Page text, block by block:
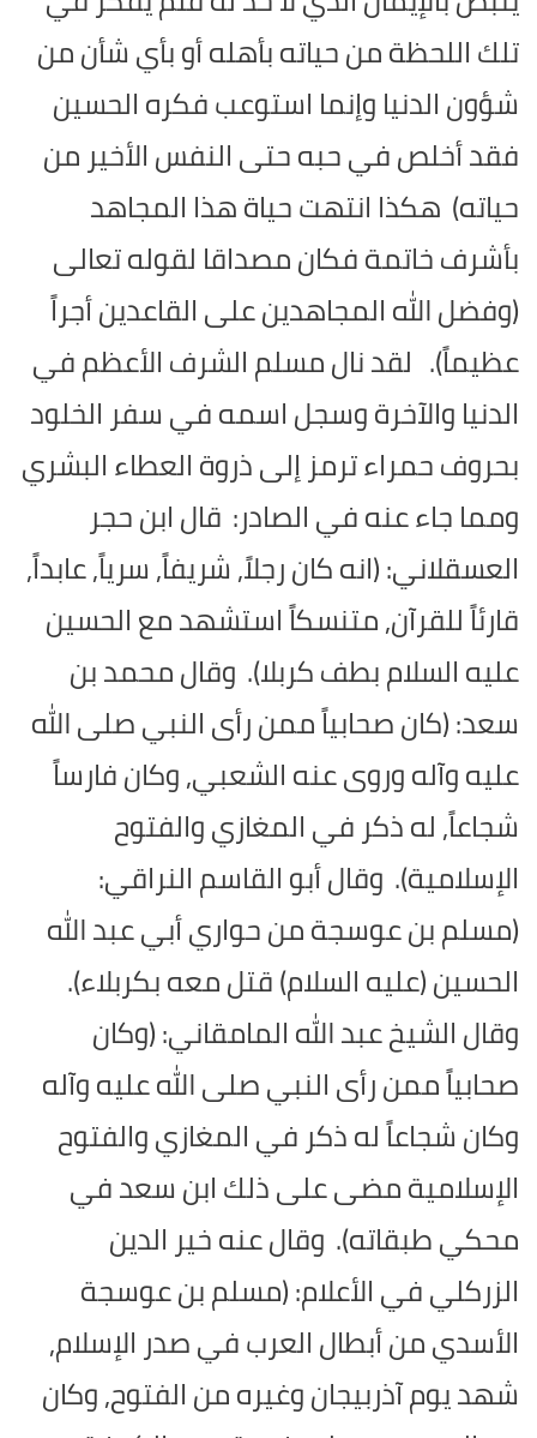
تلك اللحظة من حياته بأهله أو بأي شأن من
شؤون الدنيا وإنما استوعب فكره الحسين
فقد أخلص في حبه حتى النفس الأخير من
حياته) هكذا انتهت حياة هذا المجاهد
بأشرف خاتمة فكان مصداقا لقوله تعالى
(وفضل الله المجاهدين على القاعدين أجراً
عظيماً). لقد نال مسلم الشرف الأعظم في
الدنيا والآخرة وسجل اسمه في سفر الخلود
بحروف حمراء ترمز إلى ذروة العطاء البشري
ومما جاء عنه في الصادر: قال ابن حجر
العسقلاني: (انه كان رجلاً, شريفاً, سرياً, عابداً,
قارئاً للقرآن, متنسكاً استشهد مع الحسين
عليه السلام بطف كربلا). وقال محمد بن
سعد: (كان صحابياً ممن رأى النبي صلى الله
عليه وآله وروى عنه الشعبي, وكان فارساً
شجاعاً, له ذكر في المغازي والفتوح
الإسلامية). وقال أبو القاسم النراقي:
(مسلم بن عوسجة من حواري أبي عبد الله
الحسين (عليه السلام) قتل معه بكربلاء).
وقال الشيخ عبد الله المامقاني: (وكان
صحابياً ممن رأى النبي صلى الله عليه وآله
وكان شجاعاً له ذكر في المغازي والفتوح
الإسلامية مضى على ذلك ابن سعد في
محكي طبقاته). وقال عنه خير الدين
الزركلي في الأعلام: (مسلم بن عوسجة
الأسدي من أبطال العرب في صدر الإسلام,
شهد يوم آذربيجان وغيره من الفتوح, وكان